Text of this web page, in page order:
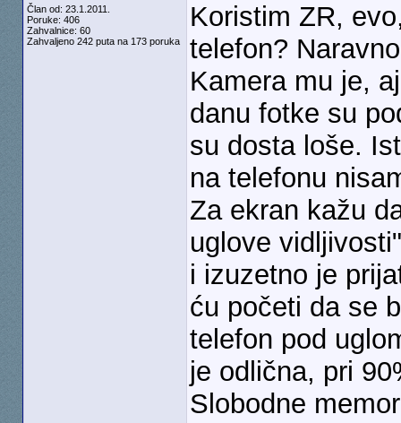
Član od: 23.1.2011.
Poruke: 406
Zahvalnice: 60
Zahvaljeno 242 puta na 173 poruka
Koristim ZR,
telefon?
Kamera mu je,
danu fotke su
su dosta loše.
na telefonu
Za ekran kažu
uglove
i izuzetno je
ću početi da se
telefon pod
je odlična, pri
Slobodne